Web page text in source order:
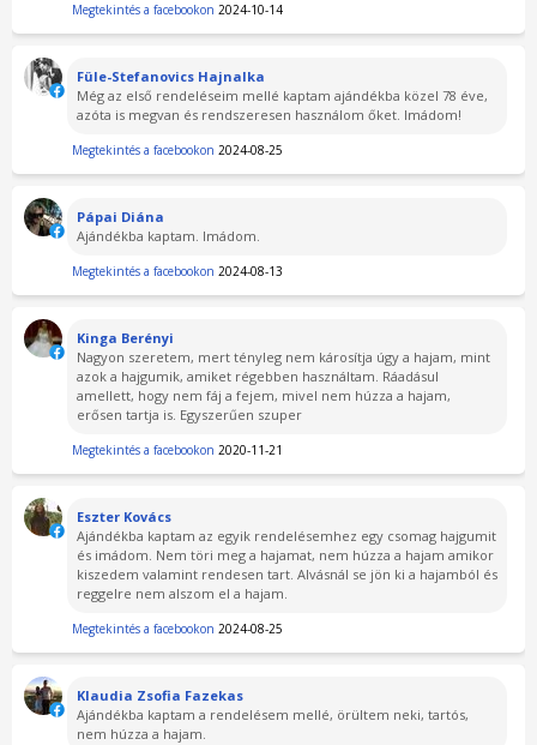
Megtekintés a facebookon 2024-10-14
Füle-Stefanovics Hajnalka
Még az első rendeléseim mellé kaptam ajándékba közel 78 éve,
azóta is megvan és rendszeresen használom őket. Imádom!
Megtekintés a facebookon 2024-08-25
Pápai Diána
Ajándékba kaptam. Imádom.
Megtekintés a facebookon 2024-08-13
Kinga Berényi
Nagyon szeretem, mert tényleg nem károsítja úgy a hajam, mint
azok a hajgumik, amiket régebben használtam. Ráadásul
amellett, hogy nem fáj a fejem, mivel nem húzza a hajam,
erősen tartja is. Egyszerűen szuper
Megtekintés a facebookon 2020-11-21
Eszter Kovács
Ajándékba kaptam az egyik rendelésemhez egy csomag hajgumit
és imádom. Nem töri meg a hajamat, nem húzza a hajam amikor
kiszedem valamint rendesen tart. Alvásnál se jön ki a hajamból és
reggelre nem alszom el a hajam.
Megtekintés a facebookon 2024-08-25
Klaudia Zsofia Fazekas
Ajándékba kaptam a rendelésem mellé, örültem neki, tartós,
nem húzza a hajam.